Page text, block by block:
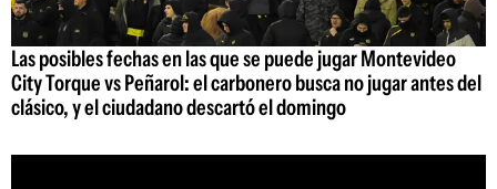
Las posibles fechas en las que se puede jugar Montevideo
City Torque vs Peñarol: el carbonero busca no jugar antes del
clásico, y el ciudadano descartó el domingo